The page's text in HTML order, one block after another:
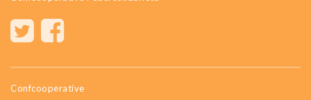
Confcooperative